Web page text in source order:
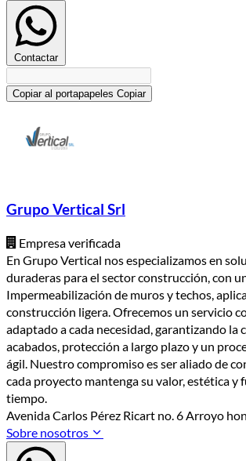
Contactar
Copiar al portapapeles Copiar
Grupo Vertical Srl
Empresa verificada
En Grupo Vertical nos especializamos en
duraderas para el sector construcción, con
Impermeabilización de muros y techos,
construcción ligera. Ofrecemos un servicio
adaptado a cada necesidad, garantizando la
acabados, protección a largo plazo y un
ágil. Nuestro compromiso es ser aliado de
cada proyecto mantenga su valor, estética y
tiempo.
Avenida Carlos Pérez Ricart no. 6 Arroyo
Sobre nosotros